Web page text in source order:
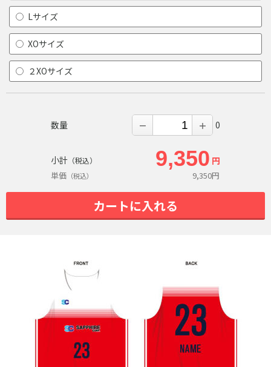
Lサイズ
XOサイズ
２XOサイズ
数量 － ＋ 0
小計 （税込） 9,350 円
単価 （税込） 9,350円
カートに入れる